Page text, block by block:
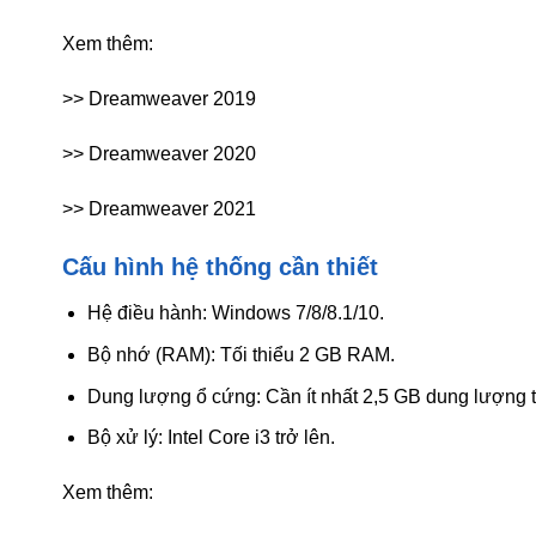
Xem thêm:
>> Dreamweaver 2019
>> Dreamweaver 2020
>> Dreamweaver 2021
Cấu hình hệ thống cần thiết
Hệ điều hành: Windows 7/8/8.1/10.
Bộ nhớ (RAM): Tối thiểu 2 GB RAM.
Dung lượng ổ cứng: Cần ít nhất 2,5 GB dung lượng
Bộ xử lý: Intel Core i3 trở lên.
Xem thêm: